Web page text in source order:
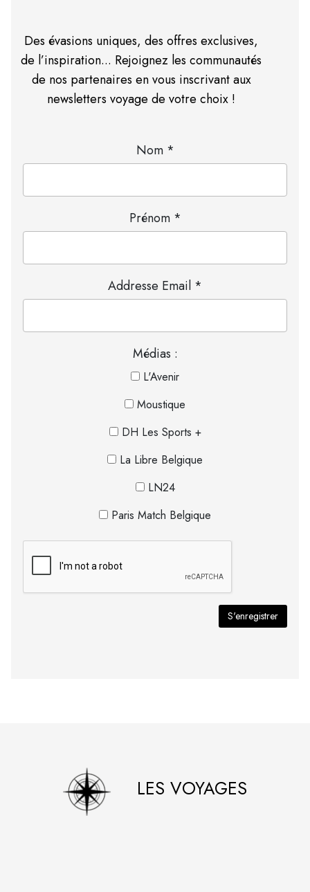
Des évasions uniques, des offres exclusives,
de l’inspiration... Rejoignez les communautés
de nos partenaires en vous inscrivant aux
newsletters voyage de votre choix !
Nom *
Prénom *
Addresse Email *
Médias :
L'Avenir
Moustique
DH Les Sports +
La Libre Belgique
LN24
Paris Match Belgique
LES VOYAGES